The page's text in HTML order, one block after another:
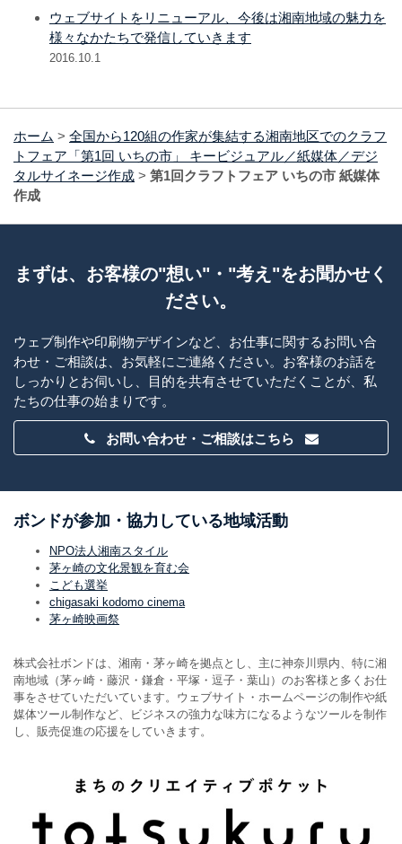
ウェブサイトをリニューアル、今後は湘南地域の魅力を
様々なかたちで発信していきます
2016.10.1
ホーム > 全国から120組の作家が集結する湘南地区でのクラフ
トフェア「第1回 いちの市」 キービジュアル／紙媒体／デジ
タルサイネージ作成 > 第1回クラフトフェア いちの市 紙媒体
作成
まずは、お客様の"想い"・"考え"をお聞かせく
ださい。
ウェブ制作や印刷物デザインなど、お仕事に関するお問い合
わせ・ご相談は、お気軽にご連絡ください。お客様のお話を
しっかりとお伺いし、目的を共有させていただくことが、私
たちの仕事の始まりです。
お問い合わせ・ご相談はこちら
ボンドが参加・協力している地域活動
NPO法人湘南スタイル
茅ヶ崎の文化景観を育む会
こども選挙
chigasaki kodomo cinema
茅ヶ崎映画祭
株式会社ボンドは、湘南・茅ヶ崎を拠点とし、主に神奈川県内、特に湘
南地域（茅ヶ崎・藤沢・鎌倉・平塚・逗子・葉山）のお客様と多くお仕
事をさせていただいています。ウェブサイト・ホームページの制作や紙
媒体ツール制作など、ビジネスの強力な味方になるようなツールを制作
し、販売促進の応援をしていきます。